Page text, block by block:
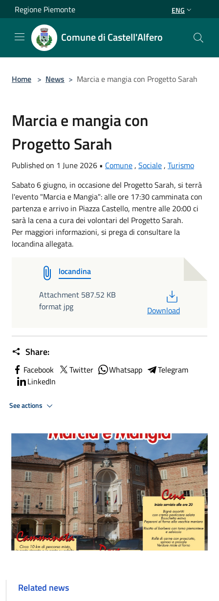
Salta al contenuto principale
Regione Piemonte ENG
Comune di Castell'Alfero
Home > News > Marcia e mangia con Progetto Sarah
Marcia e mangia con
Progetto Sarah
Published on 1 June 2026 • Comune, Sociale, Turismo
Sabato 6 giugno, in occasione del Progetto Sarah, si terrà
l'evento "Marcia e Mangia": alle ore 17:30 camminata con
partenza e arrivo in Piazza Castello, mentre alle 20:00 ci
sarà la cena a cura dei volontari del Progetto Sarah.
Per maggiori informazioni, si prega di consultare la
locandina allegata.
locandina
Attachment 587.52 KB
format jpg
Download
Share:
Facebook Twitter Whatsapp
Telegram
LinkedIn
See actions
Related news